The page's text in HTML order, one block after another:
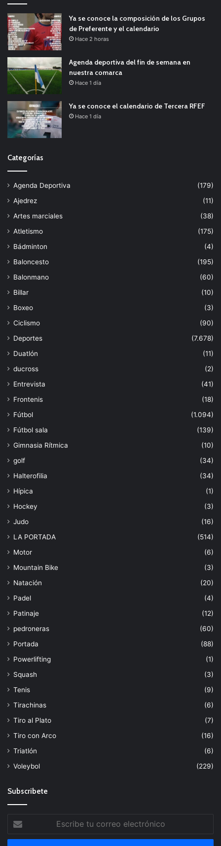
Ya se conoce la composición de los Grupos
de Preferente y el calendario
Hace 2 horas
Agenda deportiva del fin de semana en
nuestra comarca
Hace 1 día
Ya se conoce el calendario de Tercera RFEF
Hace 1 día
Categorías
Agenda Deportiva
(179)
Ajedrez
(11)
Artes marciales
(38)
Atletismo
(175)
Bádminton
(4)
Baloncesto
(195)
Balonmano
(60)
Billar
(10)
Boxeo
(3)
Ciclismo
(90)
Deportes
(7.678)
Duatlón
(11)
ducross
(2)
Entrevista
(41)
Frontenis
(18)
Fútbol
(1.094)
Fútbol sala
(139)
Gimnasia Rítmica
(10)
golf
(34)
Halterofilia
(34)
Hípica
(1)
Hockey
(3)
Judo
(16)
LA PORTADA
(514)
Motor
(6)
Mountain Bike
(3)
Natación
(20)
Padel
(4)
Patinaje
(12)
pedroneras
(60)
Portada
(88)
Powerlifting
(1)
Squash
(3)
Tenis
(9)
Tirachinas
(6)
Tiro al Plato
(7)
Tiro con Arco
(16)
Triatlón
(6)
Voleybol
(229)
Subscribete
tu
correo